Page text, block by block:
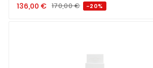
136,00 € 170,00€ -20%